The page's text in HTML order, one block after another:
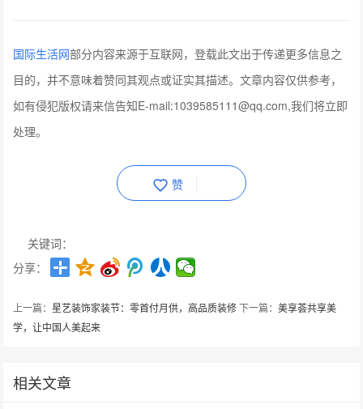
国际生活网部分内容来源于互联网，登载此文出于传递更多信息之
目的，并不意味着赞同其观点或证实其描述。文章内容仅供参考，
如有侵犯版权请来信告知E-mail:1039585111@qq.com,我们将立即
处理。
赞
关键词：
分享：
上一篇：星艺装饰家装节：零首付月供，高品质装修下一篇：美享荟共享美
学，让中国人美起来
相关文章